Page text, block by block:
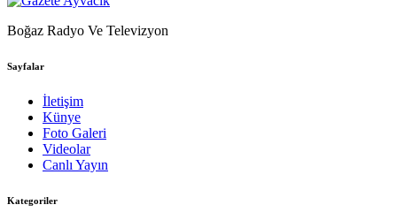
Boğaz Radyo Ve Televizyon
Sayfalar
İletişim
Künye
Foto Galeri
Videolar
Canlı Yayın
Kategoriler